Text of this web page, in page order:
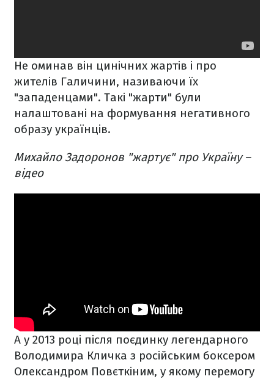
Не оминав він цинічних жартів і про
жителів Галичини, називаючи їх
"западенцами". Такі "жарти" були
налаштовані на формування негативного
образу українців.
Михайло Задоронов "жартує" про Україну –
відео
А у 2013 році після поєдинку легендарного
Володимира Кличка з російським боксером
Олександром Повєткіним, у якому перемогу